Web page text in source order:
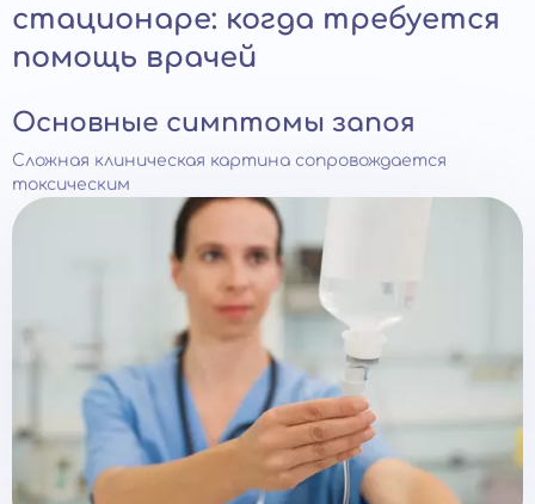
стационаре: когда требуется
помощь врачей
Основные симптомы запоя
Сложная клиническая картина сопровождается
токсическим